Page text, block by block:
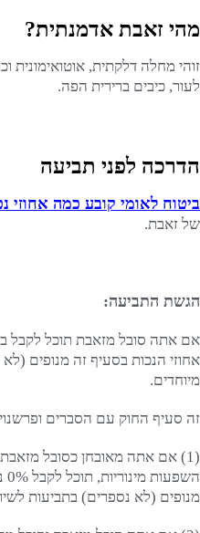
מהי זאבת אדמנתית?
זוהי מחלה דלקתית, אוטואימונית
לעור, כיבים ברירית הפה.
הדרכה לפני תביעה
ביטוח לאומי קובע כמה אחוזי
של זאבת.
הגשת התביעה:
אחוזי הנכות בסעיף זה מנופים
מיוחדים.
זה סעיף החוק עם הסברים
(1) אם אתה מאובחן כסובל
מנופים (לא נספרים) בתביעות